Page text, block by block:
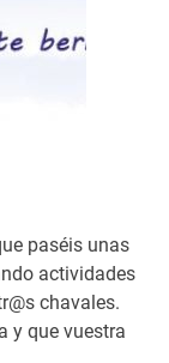
paséis unas
actividades
chavales.
que vuestra